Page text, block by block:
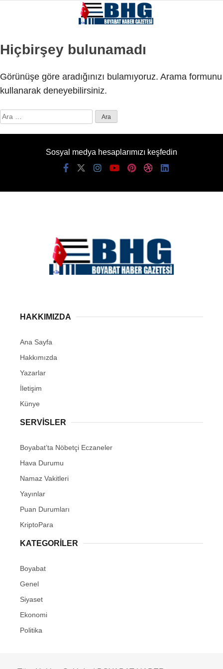
Hiçbirşey bulunamadı
Görünüşe göre aradığınızı bulamıyoruz. Arama formunu
kullanarak deneyebilirsiniz.
Arama:
Sosyal medya hesaplarımızı keşfedin
HAKKIMIZDA
Ana Sayfa
Hakkımızda
Yazarlar
İletişim
Künye
SERVISLER
Boyabat’ta Nöbetçi Eczaneler
Hava Durumu
Namaz Vakitleri
Yayınlar
Puan Durumları
KriptoPara
KATEGORILER
Boyabat
Genel
Siyaset
Ekonomi
Politika